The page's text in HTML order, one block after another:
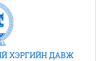
ХЭРГИЙН ДАВЖ